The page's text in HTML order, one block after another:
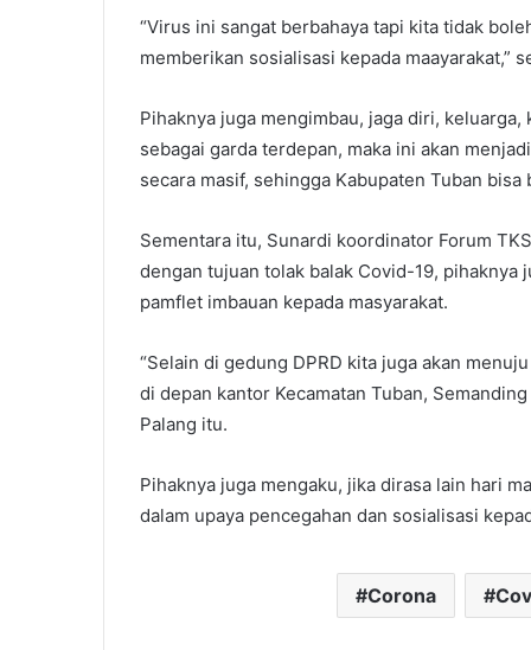
“Virus ini sangat berbahaya tapi kita tidak
memberikan sosialisasi kepada maayarakat,”
Pihaknya juga mengimbau, jaga diri,
sebagai garda terdepan, maka ini akan
secara masif, sehingga Kabupaten Tuban bisa
Sementara itu, Sunardi koordinator Forum
dengan tujuan tolak balak Covid-19, pihaknya
pamflet imbauan kepada masyarakat.
“Selain di gedung DPRD kita juga akan
di depan kantor Kecamatan Tuban,
Palang itu.
Pihaknya juga mengaku, jika dirasa lain hari
dalam upaya pencegahan dan sosialisasi
Corona